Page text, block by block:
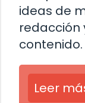
ideas de
redacción
contenido.
Leer